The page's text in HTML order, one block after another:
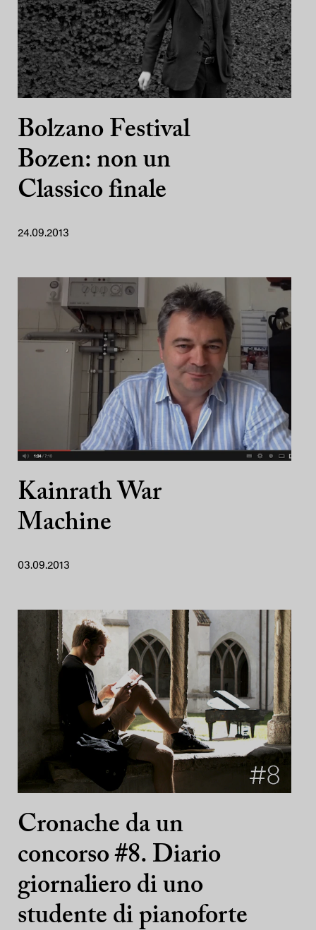
Bolzano Festival
Bozen: non un
Classico finale
24.09.2013
Kainrath War
Machine
03.09.2013
Cronache da un
concorso #8. Diario
giornaliero di uno
studente di pianoforte